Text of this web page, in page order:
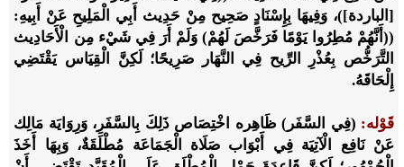
[الباردة])، وَفِيهَا بِإِسْنَادٍ صَحِيح مِنْ حَدِيث أَبِي الْمَلِيحِ عَنْ أَبِيهِ:
((أَنَّهُمْ مُطِرُوا يَوْمًا فَرَخَّصَ لَهُمْ) وَلَمْ أَرَ فِي شَيْء مِن الْأَحَادِيث
التَّرَخُّص بِعُذْرِ الرِّيح فِي النَّهَار صَرِيحًا؛ لَكِنَّ الْقِيَاس يَقْتَضِي
إِلْحَاقَهُ.
قَوْله: (فِي السَّفَر) ظَاهِره اخْتِصَاص ذَلِكَ بِالسَّفَرِ، وَرِوَايَة مَالِك
عَنْ نَافِع الْآتِيَة فِي أَبْوَاب صَلَاة الْجَمَاعَة مُطْلَقَةٌ، وَبِهَا أَخَذَ